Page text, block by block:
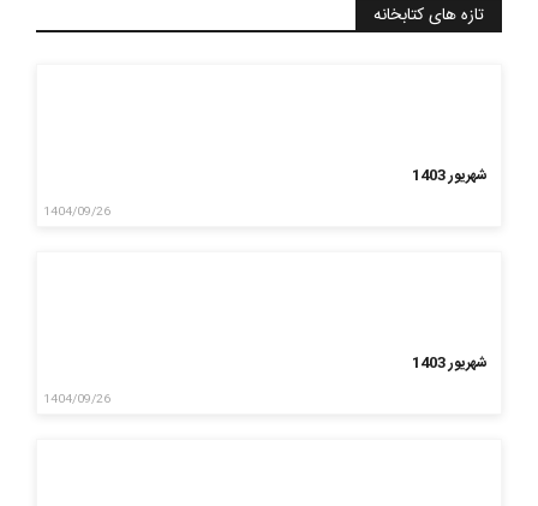
تازه های کتابخانه
شهریور 1403
1404/09/26
شهریور 1403
1404/09/26